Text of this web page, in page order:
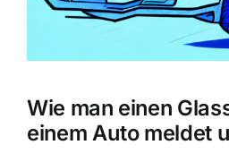
Wie man einen
einem Auto meldet